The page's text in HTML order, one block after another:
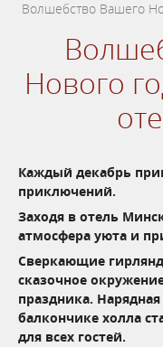
Волшебство Вашего
Нового
Каждый декабрь
приключений.
Заходя в отель
атмосфера уюта и
Сверкающие
сказочное
праздника.
балкончике холла
для всех гостей.